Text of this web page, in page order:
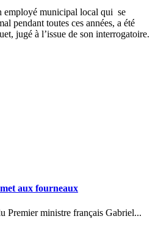
employé municipal local qui se
pendant toutes ces années, a été
jugé à l’issue de son interrogatoire.
aux fourneaux
Premier ministre français Gabriel...